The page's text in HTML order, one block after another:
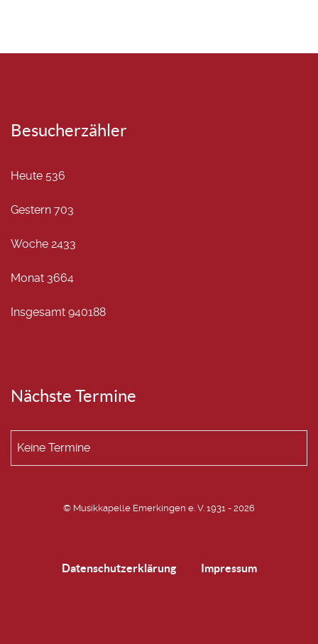
Besucherzähler
Heute 536
Gestern 703
Woche 2433
Monat 3664
Insgesamt 940188
Nächste Termine
Keine Termine
© Musikkapelle Emerkingen e. V. 1931 - 2026
Datenschutzerklärung Impressum